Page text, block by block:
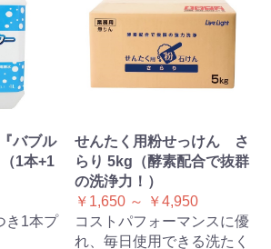
バブル
1本+1
き1本プ
せんたく用粉せっけん さ
らり 5kg（酵素配合で抜群
の洗浄力！）
￥1,650 ～ ￥4,950
コストパフォーマンスに優
れ、毎日使用できる洗たく